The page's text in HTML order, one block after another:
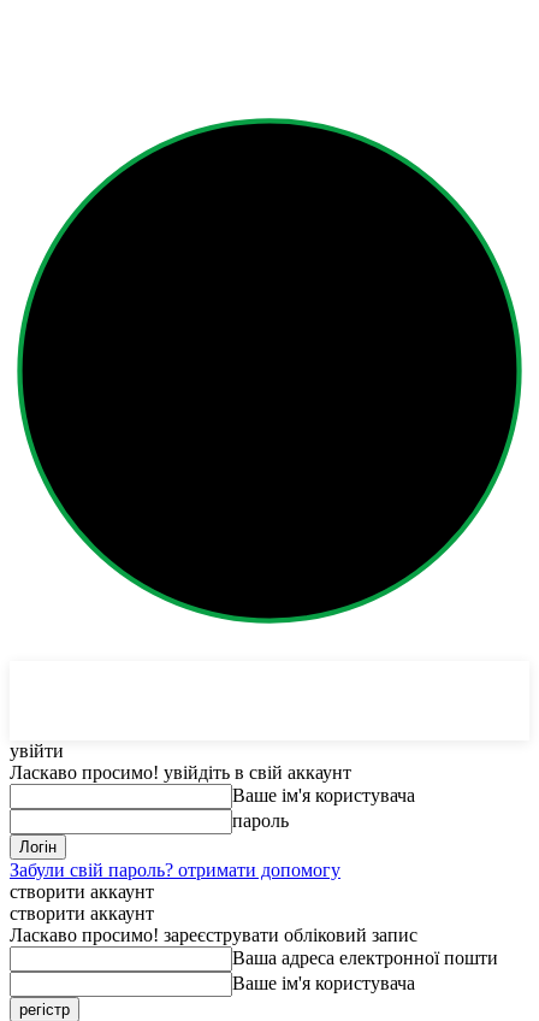
увійти
Ласкаво просимо! увійдіть в свій аккаунт
Ваше ім'я користувача
пароль
Забули свій пароль? отримати допомогу
створити аккаунт
створити аккаунт
Ласкаво просимо! зареєструвати обліковий запис
Ваша адреса електронної пошти
Ваше ім'я користувача